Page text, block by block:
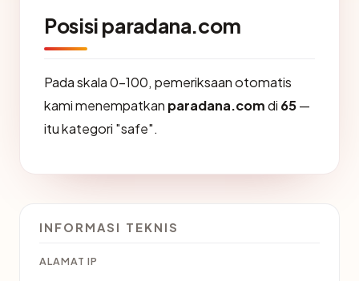
Posisi paradana.com
Pada skala 0-100, pemeriksaan otomatis
kami menempatkan paradana.comdi 65—
itu kategori "safe".
INFORMASI TEKNIS
ALAMAT IP